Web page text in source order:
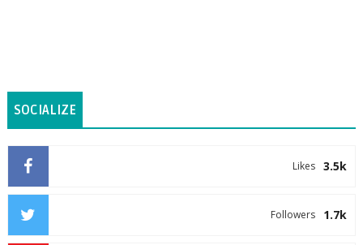
SOCIALIZE
3.5k
Likes
1.7k
Followers